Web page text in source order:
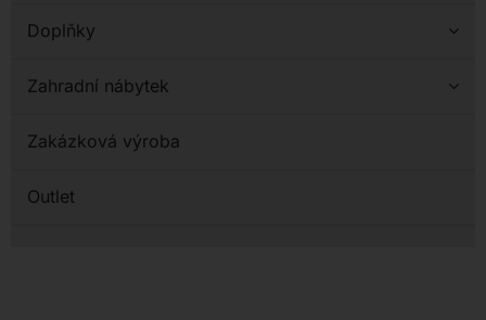
Doplňky
Zahradní nábytek
Zakázková výroba
Outlet